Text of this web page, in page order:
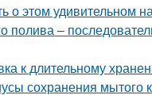
о этом удивительном
полива –
к длительному
сохранения мытого